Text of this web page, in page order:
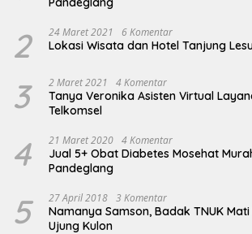
2 24 Maret 2021 6 Komentar
Lokasi Wisata dan Hotel Tanjung
3 2 Maret 2021 4 Komentar
Tanya Veronika Asisten Virtual
Telkomsel
4 21 Maret 2020 4 Komentar
Jual 5+ Obat Diabetes Mosehat
Pandeglang
5 27 April 2018 3 Komentar
Namanya Samson, Badak TNUK
Ujung Kulon